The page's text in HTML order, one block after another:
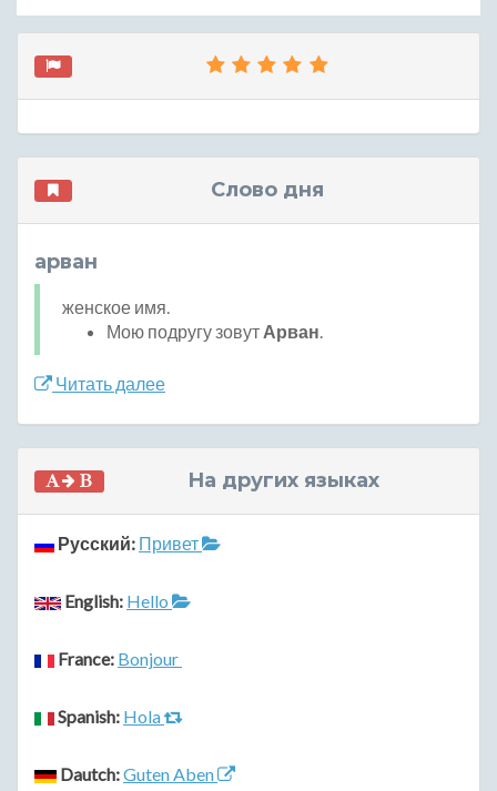
Слово дня
арван
женское имя.
Мою подругу зовут Арван.
Читать далее
На других языках
Русский: Привет
English: Hello
France: Bonjour
Spanish: Hola
Dautch:Guten Aben